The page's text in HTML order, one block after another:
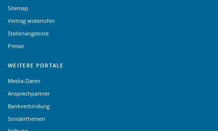
Sitemap
Vertrag widerrufen
Stellenangebote
Presse
WEITERE PORTALE
Media-Daten
Ansprechpartner
Bankverbindung
Sonderthemen